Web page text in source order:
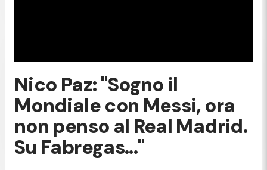
Nico Paz: "Sogno il
Mondiale con Messi, ora
non penso al Real Madrid.
Su Fabregas..."